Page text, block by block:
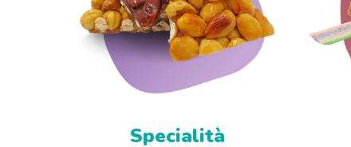
Specialità